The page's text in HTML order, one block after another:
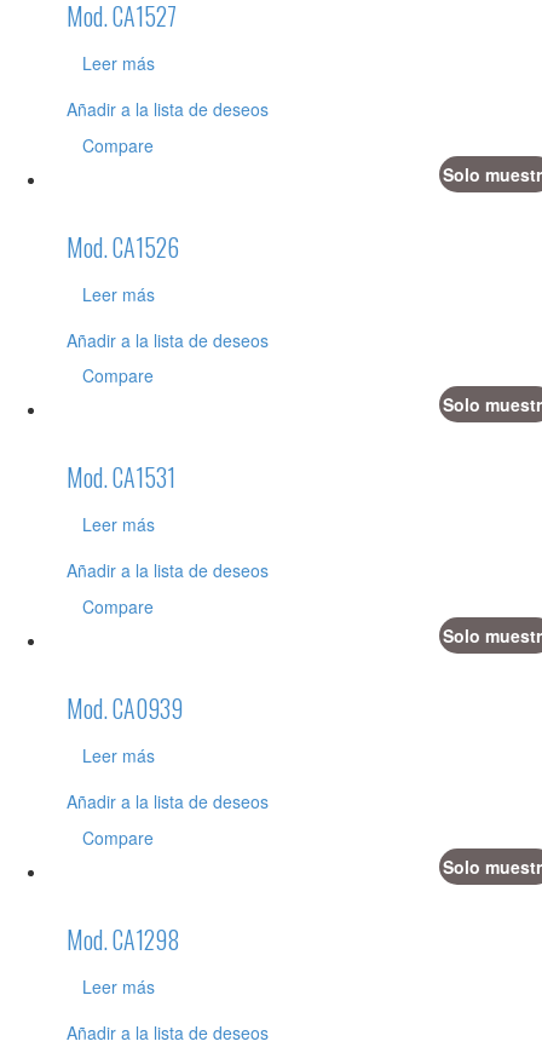
Mod. CA1527
Leer más
Añadir a la lista de deseos
Compare
Solo
Mod. CA1526
Leer más
Añadir a la lista de deseos
Compare
Solo
Mod. CA1531
Leer más
Añadir a la lista de deseos
Compare
Solo
Mod. CA0939
Leer más
Añadir a la lista de deseos
Compare
Solo
Mod. CA1298
Leer más
Añadir a la lista de deseos